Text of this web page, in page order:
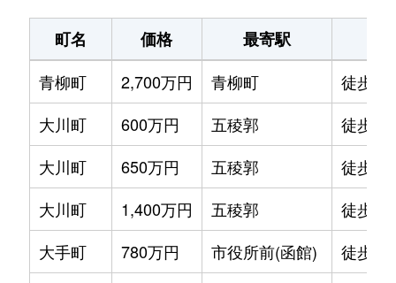
町名 価格 最寄駅
青柳町
2,700万円 青柳町
徒歩0
大川町
600万円 五稜郭
徒歩14
大川町
650万円 五稜郭
徒歩13
大川町
1,400万円 五稜郭
徒歩7
大手町
780万円 市役所前(函館)
徒歩2